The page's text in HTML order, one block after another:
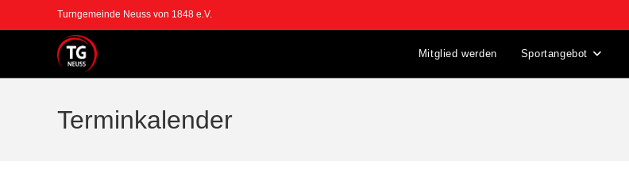
Turngemeinde Neuss von 1848 e.V.
Mitglied werden Sportangebot
Terminkalender